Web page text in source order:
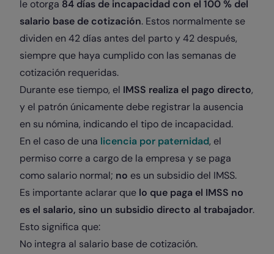
le otorga 84 días de incapacidad con el 100 % del
salario base de cotización. Estos normalmente se
dividen en 42 días antes del parto y 42 después,
siempre que haya cumplido con las semanas de
cotización requeridas.
Durante ese tiempo, el IMSS realiza el pago directo,
y el patrón únicamente debe registrar la ausencia
en su nómina, indicando el tipo de incapacidad.
En el caso de una licencia por paternidad, el
permiso corre a cargo de la empresa y se paga
como salario normal; no es un subsidio del IMSS.
Es importante aclarar que lo que paga el IMSS no
es el salario, sino un subsidio directo al trabajador.
Esto significa que:
No integra al salario base de cotización.